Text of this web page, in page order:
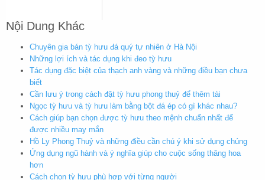
Nội Dung Khác
Chuyên gia bán tỳ hưu đá quý tự nhiên ở Hà Nội
Những lợi ích và tác dụng khi đeo tỳ hưu
Tác dụng đặc biệt của thạch anh vàng và những điều bạn chưa
biết
Cần lưu ý trong cách đặt tỳ hưu phong thuỷ để thêm tài
Ngọc tỳ hưu và tỳ hưu làm bằng bột đá ép có gì khác nhau?
Cách giúp bạn chọn được tỳ hưu theo mệnh chuẩn nhất để
được nhiều may mắn
Hồ Ly Phong Thuỷ và những điều cần chú ý khi sử dụng chúng
Ứng dụng ngũ hành và ý nghĩa giúp cho cuộc sống thăng hoa
hơn
Cách chon tỳ hưu phù hợp với từng người